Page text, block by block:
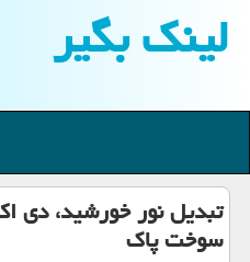
لینك بگیر
تبدیل نور خورشید، دی
سوخت پاك